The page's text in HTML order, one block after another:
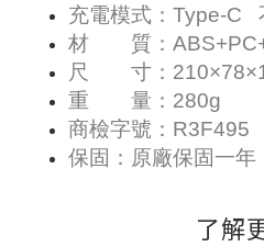
充電模式：Type-C
材 質：ABS+PC+
尺 寸：
重 量：280g
商檢字號：R3F495
保固：原廠保固一年
了解